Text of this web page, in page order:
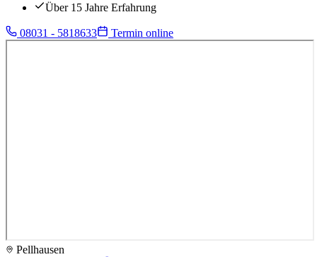
Über 15 Jahre Erfahrung
08031 - 5818633 Termin online
Pellhausen